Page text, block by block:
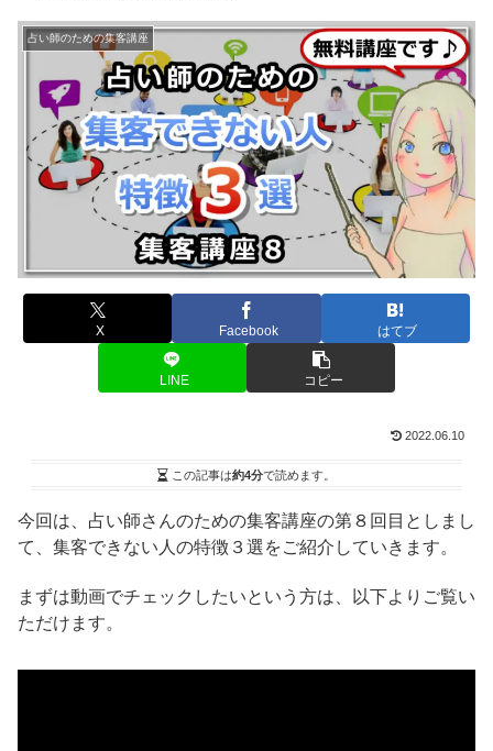
占い師のための集客講座
X Facebook はてブ
LINE コピー
2022.06.10
この記事は約4分で読めます。
今回は、占い師さんのための集客講座の第８回目としまし
て、集客できない人の特徴３選をご紹介していきます。
まずは動画でチェックしたいという方は、以下よりご覧い
ただけます。